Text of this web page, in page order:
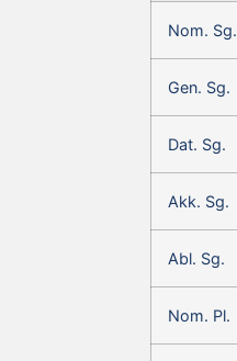
Nom. Sg.
Gen. Sg.
Dat. Sg.
Akk. Sg.
Abl. Sg.
Nom. Pl.